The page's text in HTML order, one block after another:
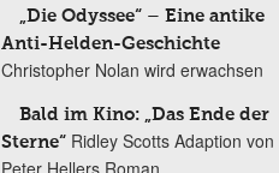
„Die Odyssee“ – Eine antike
Anti-Helden-Geschichte
Christopher Nolan wird erwachsen
Bald im Kino: „Das Ende der
Sterne“ Ridley Scotts Adaption von
Peter Hellers Roman